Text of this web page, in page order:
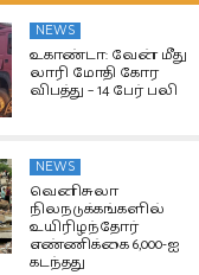
NEWS
உகாண்டா: வேன் மீது
லாரி மோதி கோர
விபத்து – 14 பேர் பலி
NEWS
வெனிசுலா
நிலநடுக்கங்களில்
உயிரிழந்தோர்
எண்ணிக்கை 6,000-ஐ
கடந்தது